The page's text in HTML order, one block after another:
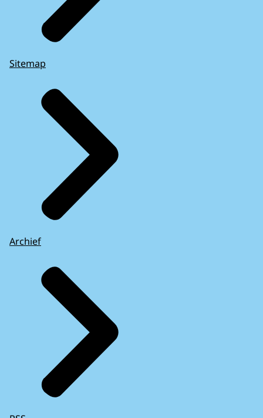
Sitemap
Archief